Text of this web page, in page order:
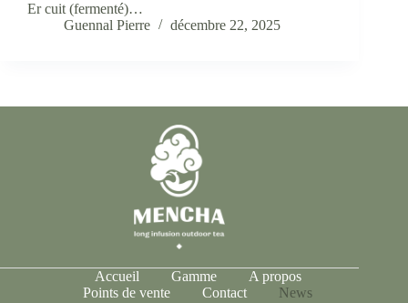
Er cuit (fermenté)…
Guennal Pierre
décembre 22, 2025
Accueil Gamme
A propos
Points de vente
Contact
News